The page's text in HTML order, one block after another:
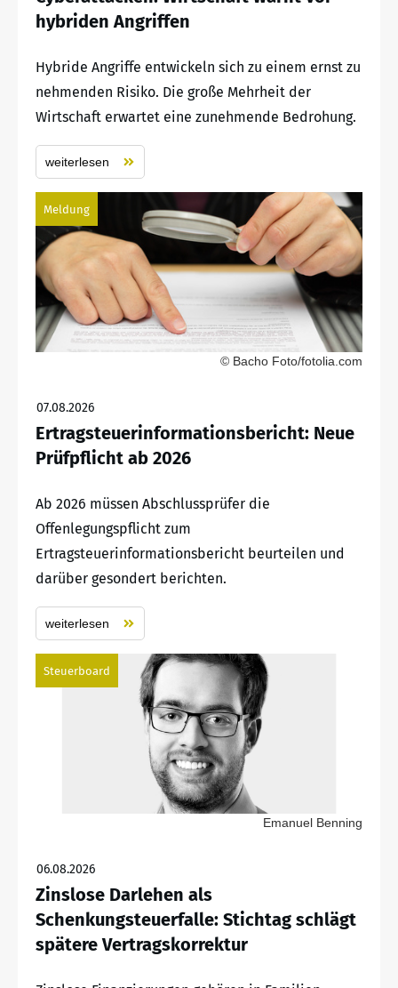
hybriden Angriffen
Hybride Angriffe entwickeln sich zu einem ernst zu
nehmenden Risiko. Die große Mehrheit der
Wirtschaft erwartet eine zunehmende Bedrohung.
weiterlesen
Meldung
© Bacho Foto/fotolia.com
07.08.2026
Ertragsteuerinformationsbericht: Neue
Prüfpflicht ab 2026
Ab 2026 müssen Abschlussprüfer die
Offenlegungspflicht zum
Ertragsteuerinformationsbericht beurteilen und
darüber gesondert berichten.
weiterlesen
Steuerboard
Emanuel Benning
06.08.2026
Zinslose Darlehen als
Schenkungsteuerfalle: Stichtag schlägt
spätere Vertragskorrektur